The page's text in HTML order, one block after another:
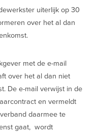
uiterlijk op 30
over het al dan
met de e-mail
over het al dan niet
De e-mail verwijst in de
en vermeldt
daarmee te
gaat, wordt